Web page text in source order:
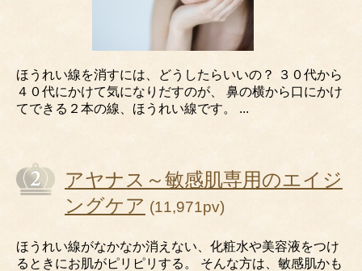
ほうれい線を消すには、どうしたらいいの？ ３０代から
４０代にかけて気になりだすのが、 鼻の横から口にかけ
てできる２本の線、ほうれい線です。 ...
アヤナス～敏感肌専用のエイジ
ングケア (11,971pv)
ほうれい線がなかなか消えない、化粧水や美容液をつけ
るときにお肌がピリピリする。 そんな方は、敏感肌かも